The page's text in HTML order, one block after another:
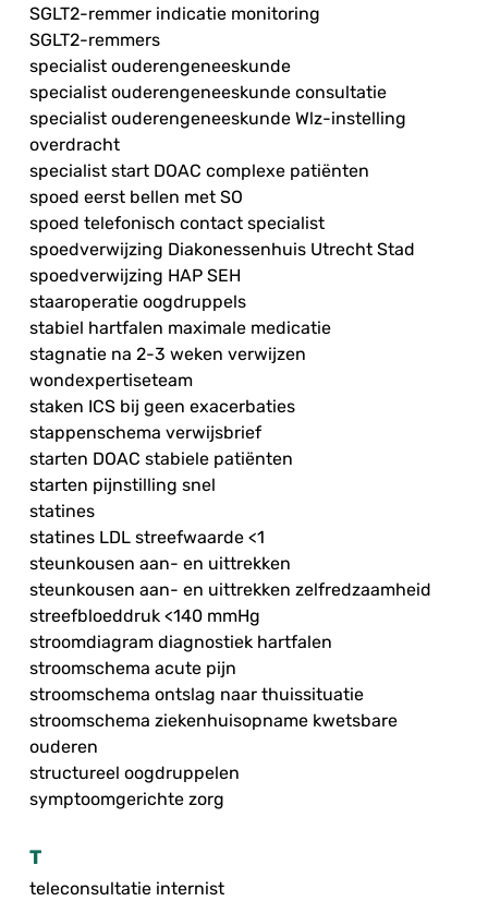
SGLT2-remmer indicatie monitoring
SGLT2-remmers
specialist ouderengeneeskunde
specialist ouderengeneeskunde consultatie
specialist ouderengeneeskunde Wlz-instelling
overdracht
specialist start DOAC complexe patiënten
spoed eerst bellen met SO
spoed telefonisch contact specialist
spoedverwijzing Diakonessenhuis Utrecht Stad
spoedverwijzing HAP SEH
staaroperatie oogdruppels
stabiel hartfalen maximale medicatie
stagnatie na 2-3 weken verwijzen
wondexpertiseteam
staken ICS bij geen exacerbaties
stappenschema verwijsbrief
starten DOAC stabiele patiënten
starten pijnstilling snel
statines
statines LDL streefwaarde <1
steunkousen aan- en uittrekken
steunkousen aan- en uittrekken zelfredzaamheid
streefbloeddruk <140 mmHg
stroomdiagram diagnostiek hartfalen
stroomschema acute pijn
stroomschema ontslag naar thuissituatie
stroomschema ziekenhuisopname kwetsbare
ouderen
structureel oogdruppelen
symptoomgerichte zorg
T
teleconsultatie internist